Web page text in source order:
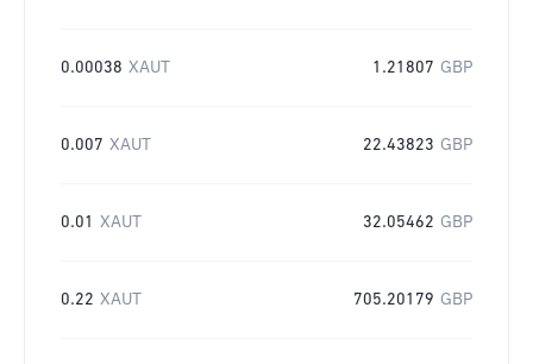
0.00038 XAUT 1.21807 GBP
0.007 XAUT 22.43823 GBP
0.01 XAUT 32.05462 GBP
0.22 XAUT 705.20179 GBP